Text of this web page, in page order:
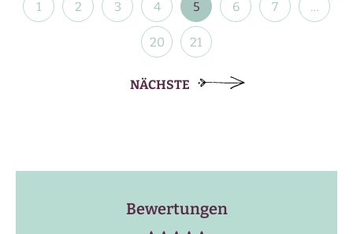
1 2 3 4 5 6 7 …
20 21
NÄCHSTE
Bewertungen